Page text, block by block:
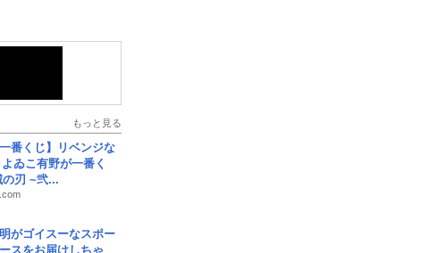
もっと見る
一番くじ】リベンジな
ゐこ有野が一番く
の刃 ~弐...
がゴイスーなスポー
スをお届けしちゃ